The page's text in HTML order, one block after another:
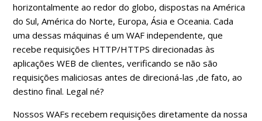
horizontalmente ao redor do globo, dispostas na América
do Sul, América do Norte, Europa, Ásia e Oceania. Cada
uma dessas máquinas é um WAF independente, que
recebe requisições HTTP/HTTPS direcionadas às
aplicações WEB de clientes, verificando se não são
requisições maliciosas antes de direcioná-las ,de fato, ao
destino final. Legal né?
Nossos WAFs recebem requisições diretamente da nossa